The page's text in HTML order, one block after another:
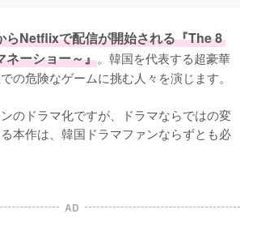
らNetflixで配信が開始される『The 8
ネーショー～』。韓国を代表する超豪華
の危険なゲームに挑む人々を演じます。
のドラマ化ですが、ドラマならではの変
本作は、韓国ドラマファンならずとも必
AD